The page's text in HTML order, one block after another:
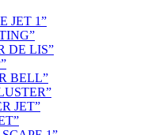
JET 1”
DE LIS”
BELL”
JET”